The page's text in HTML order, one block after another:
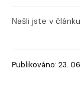
Našli jste v
Publikováno: 23.